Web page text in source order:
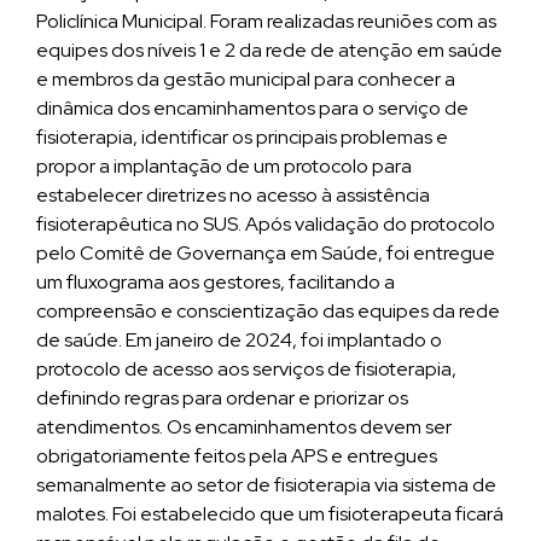
Policlínica Municipal. Foram realizadas reuniões com as
equipes dos níveis 1 e 2 da rede de atenção em saúde
e membros da gestão municipal para conhecer a
dinâmica dos encaminhamentos para o serviço de
fisioterapia, identificar os principais problemas e
propor a implantação de um protocolo para
estabelecer diretrizes no acesso à assistência
fisioterapêutica no SUS. Após validação do protocolo
pelo Comitê de Governança em Saúde, foi entregue
um fluxograma aos gestores, facilitando a
compreensão e conscientização das equipes da rede
de saúde. Em janeiro de 2024, foi implantado o
protocolo de acesso aos serviços de fisioterapia,
definindo regras para ordenar e priorizar os
atendimentos. Os encaminhamentos devem ser
obrigatoriamente feitos pela APS e entregues
semanalmente ao setor de fisioterapia via sistema de
malotes. Foi estabelecido que um fisioterapeuta ficará